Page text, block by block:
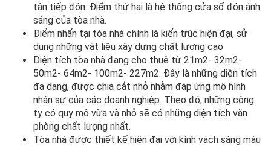
tân tiếp đón. Điểm thứ hai là hệ thống cửa sổ đón ánh
sáng của tòa nhà.
Điểm nhấn tại tòa nhà chính là kiến trúc hiện đại, sử
dụng những vật liệu xây dựng chất lượng cao
Diện tích tòa nhà đang cho thuê từ 21m2- 32m2-
50m2- 64m2- 100m2- 227m2. Đây là những diện tích
đa dạng, được chia cắt nhỏ nhằm đáp ứng mô hình
nhân sự của các doanh nghiệp. Theo đó, những công
ty có quy mô vừa và nhỏ sẽ có những diện tích văn
phòng chất lượng nhất.
Tòa nhà được thiết kế hiện đại với kính vách sáng màu